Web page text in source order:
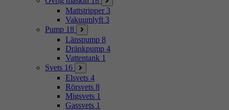
Mattstripper 3
Vakuumlyft 3
Pump 18
Länspump 8
Dränkpump 4
Vattentank 1
Svets 16
Elsvets 4
Rörsvets 8
Migsvets 1
Gassvets 1